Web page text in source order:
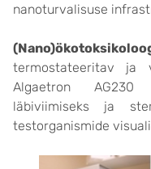
nanoturvalisuse
termostateeritav ja
Algaetron AG230
läbiviimiseks ja
testorganismide